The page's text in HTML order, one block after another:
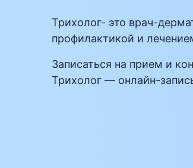
Трихолог- это врач-
профилактикой и
Записаться на прием и
Трихолог — онлайн-